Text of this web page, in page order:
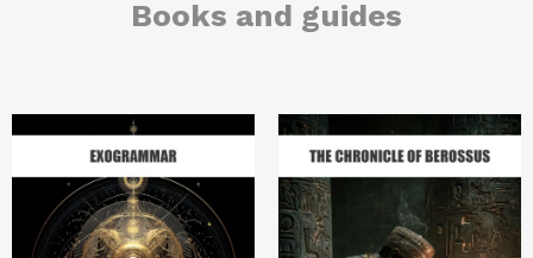
Books and guides